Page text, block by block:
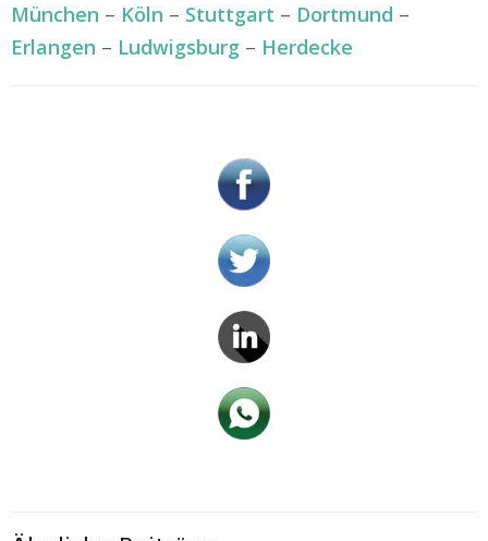
München – Köln – Stuttgart – Dortmund –
Erlangen – Ludwigsburg – Herdecke